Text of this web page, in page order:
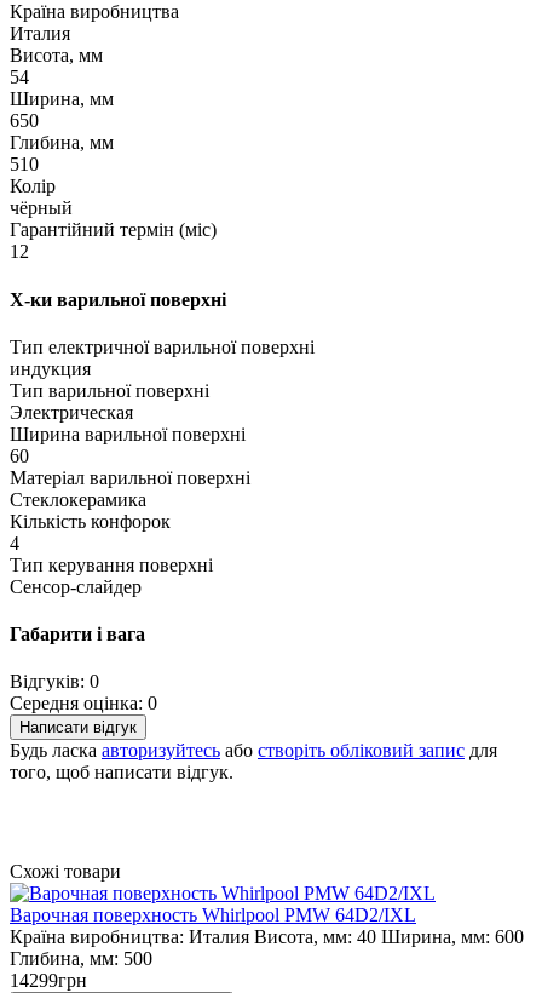
Країна виробництва
Италия
Висота, мм
54
Ширина, мм
650
Глибина, мм
510
Колір
чёрный
Гарантійний термін (міс)
12
Х-ки варильної поверхні
Тип електричної варильної поверхні
индукция
Тип варильної поверхні
Электрическая
Ширина варильної поверхні
60
Матеріал варильної поверхні
Стеклокерамика
Кількість конфорок
4
Тип керування поверхні
Сенсор-слайдер
Габарити і вага
Відгуків: 0
Середня оцінка: 0
Написати відгук
Будь ласка авторизуйтесь або створіть обліковий запис для
того, щоб написати відгук.
Схожі товари
Варочная поверхность Whirlpool PMW 64D2/IXL
Країна виробництва: Италия Висота, мм: 40 Ширина, мм: 600
Глибина, мм: 500
14299грн